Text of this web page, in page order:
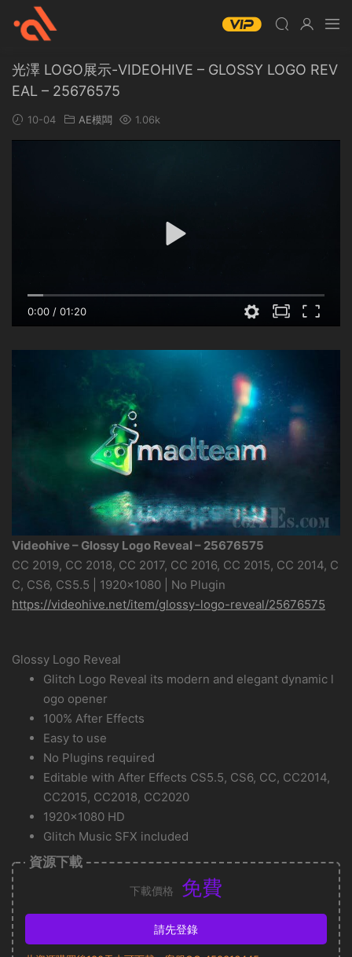
光澤 LOGO展示-VIDEOHIVE – GLOSSY LOGO REV
EAL – 25676575
10-04 AE模闆 1.06k
0:00 / 01:20
Videohive – Glossy Logo Reveal – 25676575
CC 2019, CC 2018, CC 2017, CC 2016, CC 2015, CC 2014, C
C, CS6, CS5.5 | 1920×1080 | No Plugin
https://videohive.net/item/glossy-logo-reveal/25676575
Glossy Logo Reveal
Glitch Logo Reveal its modern and elegant dynamic l
ogo opener
100% After Effects
Easy to use
No Plugins required
Editable with After Effects CS5.5, CS6, CC, CC2014,
CC2015, CC2018, CC2020
1920×1080 HD
Glitch Music SFX included
資源下載
下載價格 免費
請先登錄